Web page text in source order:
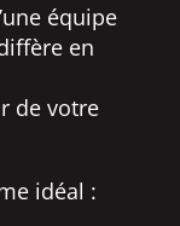
équipe
en
de votre
idéal :